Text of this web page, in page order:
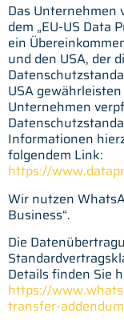
Das
dem „EU-US Data
ein
und den USA, der
USA
Unternehmen
Informationen
folgendem Link:
https://
Wir nutzen
Business“.
Die
Details finden Sie
https://
transfer-addendum